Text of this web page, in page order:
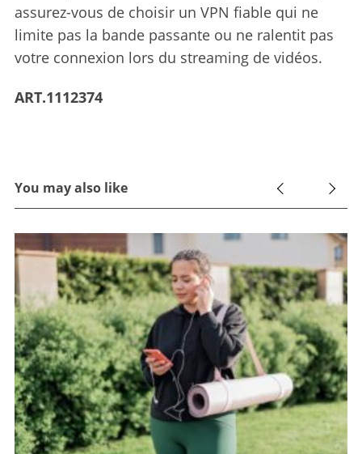
assurez-vous de choisir un VPN fiable qui ne
limite pas la bande passante ou ne ralentit pas
votre connexion lors du streaming de vidéos.
ART.1112374
You may also like